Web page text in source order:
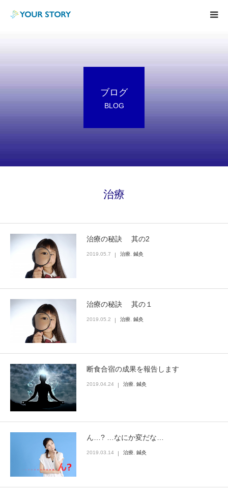
ブログ
BLOG
治療
治療の秘訣 其の2
2019.05.7 治療 鍼灸
治療の秘訣 其の１
2019.05.2 治療 鍼灸
断食合宿の成果を報告します
2019.04.24 治療, 鍼灸
ん…? …なにか変だな…
2019.03.14 治療 鍼灸